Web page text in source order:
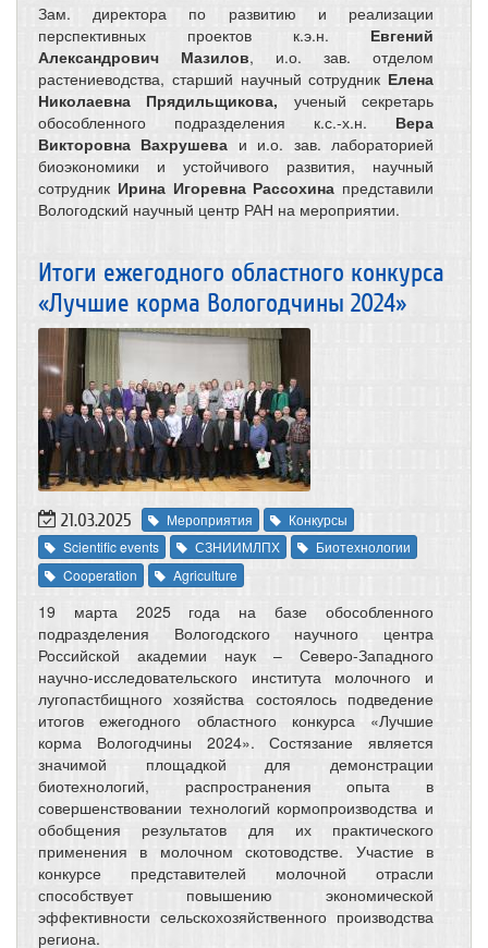
Зам. директора по развитию и реализации
перспективных проектов к.э.н. Евгений
Александрович Мазилов, и.о. зав. отделом
растениеводства, старший научный сотрудник Елена
Николаевна Прядильщикова, ученый секретарь
обособленного подразделения к.с.-х.н. Вера
Викторовна Вахрушева и и.о. зав. лабораторией
биоэкономики и устойчивого развития, научный
сотрудник Ирина Игоревна Рассохина представили
Вологодский научный центр РАН на мероприятии.
Итоги ежегодного областного конкурса
«Лучшие корма Вологодчины 2024»
21.03.2025 Мероприятия
Конкурсы
Scientific events
СЗНИИМЛПХ
Биотехнологии
Cooperation
Agriculture
19 марта 2025 года на базе обособленного
подразделения Вологодского научного центра
Российской академии наук – Северо-Западного
научно-исследовательского института молочного и
лугопастбищного хозяйства состоялось подведение
итогов ежегодного областного конкурса «Лучшие
корма Вологодчины 2024». Состязание является
значимой площадкой для демонстрации
биотехнологий, распространения опыта в
совершенствовании технологий кормопроизводства и
обобщения результатов для их практического
применения в молочном скотоводстве. Участие в
конкурсе представителей молочной отрасли
способствует повышению экономической
эффективности сельскохозяйственного производства
региона.